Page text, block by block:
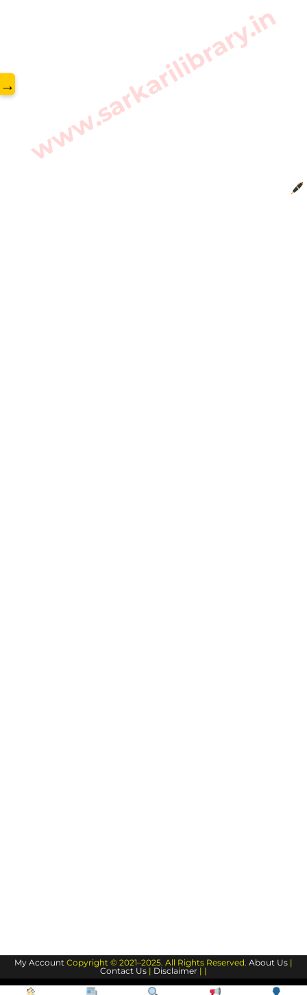
My Account Copyright © 2021–2025. All Rights Reserved. About Us |
Contact Us | Disclaimer | |
www.sarkarilibrary.in
→